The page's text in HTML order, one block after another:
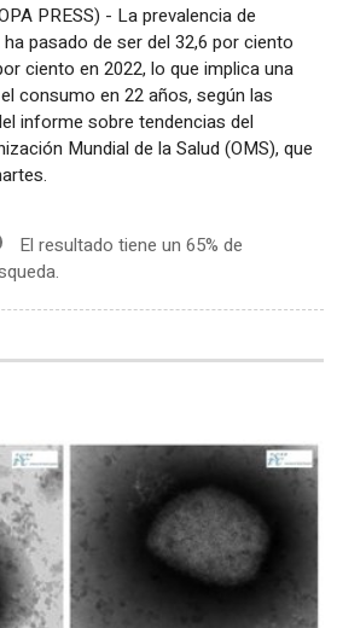
PRESS) - La prevalencia de
pasado de ser del 32,6 por ciento
ciento en 2022, lo que implica una
consumo en 22 años, según las
informe sobre tendencias del
Mundial de la Salud (OMS), que
El resultado tiene un 65% de